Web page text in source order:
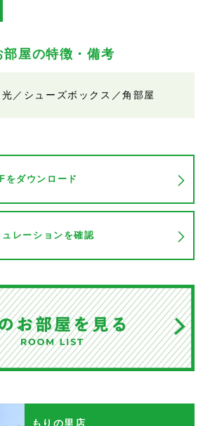
部屋の特徴・備考
／シューズボックス／角部屋
をダウンロード
レーションを確認
もりの里店